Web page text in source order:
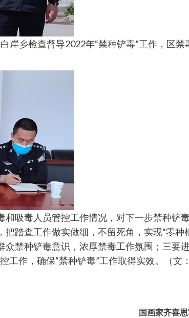
岸乡检查督导2022年“禁种铲毒”工作，区禁
吸毒人员管控工作情况，对下一步禁种铲
踏查工作做实做细，不留死角，实现“零种
禁种铲毒意识，浓厚禁毒工作氛围；三要
作，确保“禁种铲毒”工作取得实效。（文
国画家齐喜